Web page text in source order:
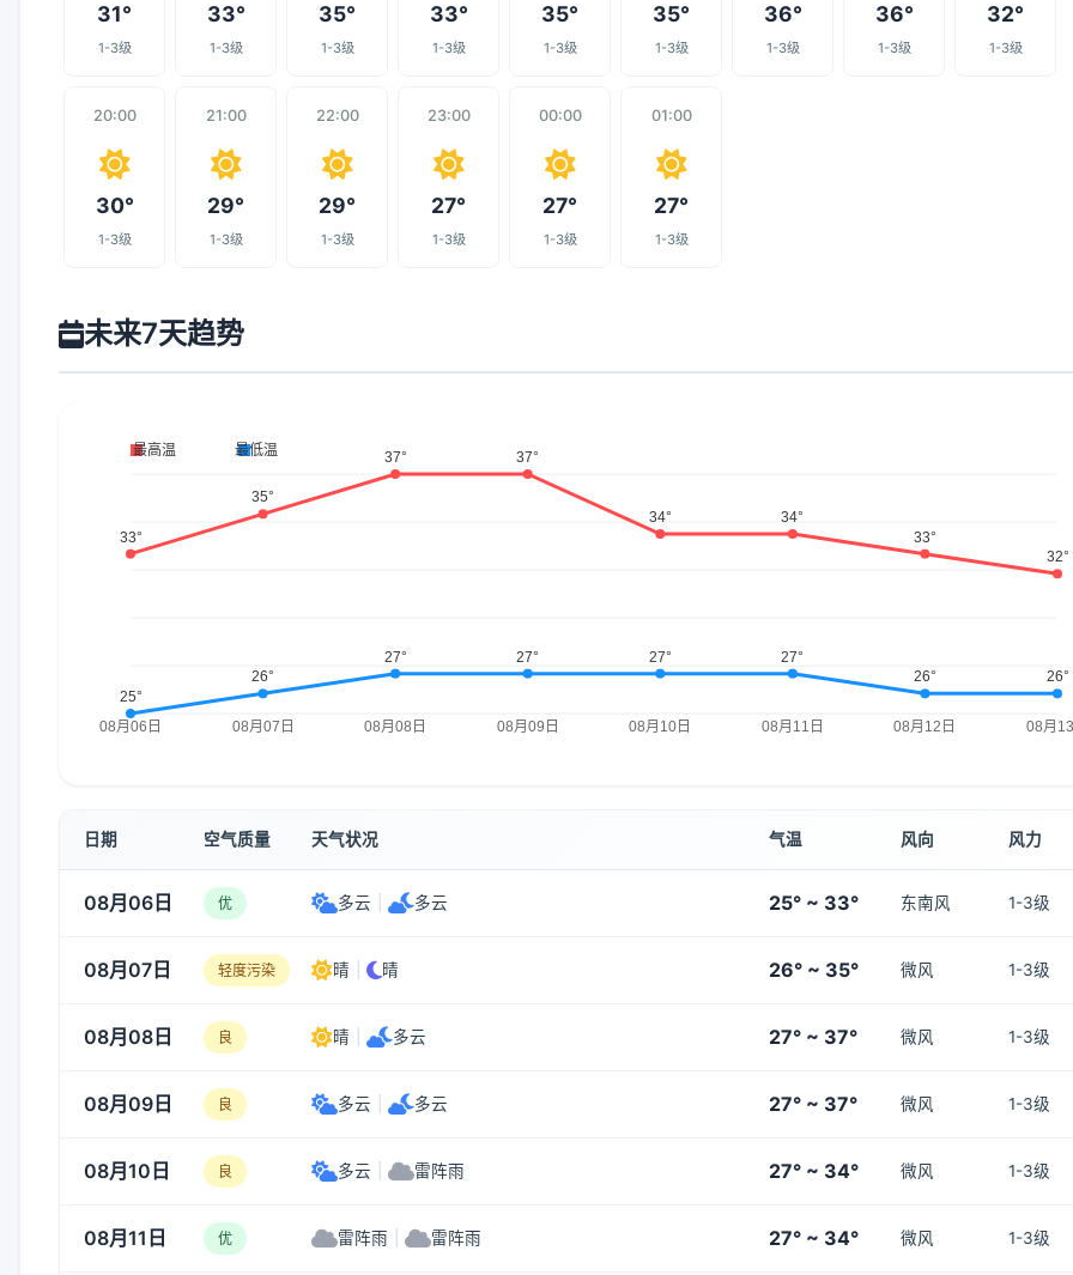
31°
1-3级
33°
1-3级
35°
1-3级
33°
1-3级
35°
1-3级
35°
1-3级
36°
1-3级
36°
1-3级
32°
1-3级
20:00
30°
1-3级
21:00
29°
1-3级
22:00
29°
1-3级
23:00
27°
1-3级
00:00
27°
1-3级
01:00
27°
1-3级
未来7天趋势
日期 空气质量 天气状况 气温 风向 风力
08月06日 优 多云 多云 25° ~ 33° 东南风 1-3级
08月07日 轻度污染 晴 晴 26° ~ 35° 微风 1-3级
08月08日 良 晴 多云 27° ~ 37° 微风 1-3级
08月09日 良 多云 多云 27° ~ 37° 微风 1-3级
08月10日 良 多云 雷阵雨 27° ~ 34° 微风 1-3级
08月11日 优 雷阵雨 雷阵雨 27° ~ 34° 微风 1-3级